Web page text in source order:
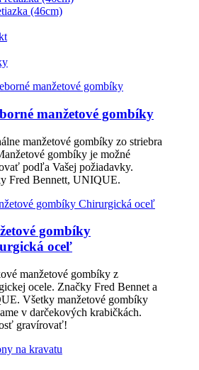
(46cm)
manžetové gombíky
manžetové gombíky zo striebra
gombíky je možné
podľa Vašej požiadavky.
Fred Bennett, UNIQUE.
gombíky
oceľ
manžetové gombíky z
ocele. Značky Fred Bennet a
Všetky manžetové gombíky
v darčekových krabičkách.
gravírovať!